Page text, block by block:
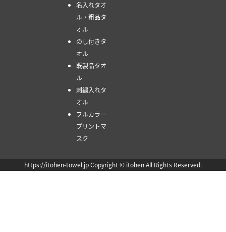
名入れタオ
ル・粗品タ
オル
のし付きタ
オル
既製品タオ
ル
刺繍入れタ
オル
フルカラー
プリントマ
スク
https://itohen-towel.jp Copyright © itohen All Rights Reserved.